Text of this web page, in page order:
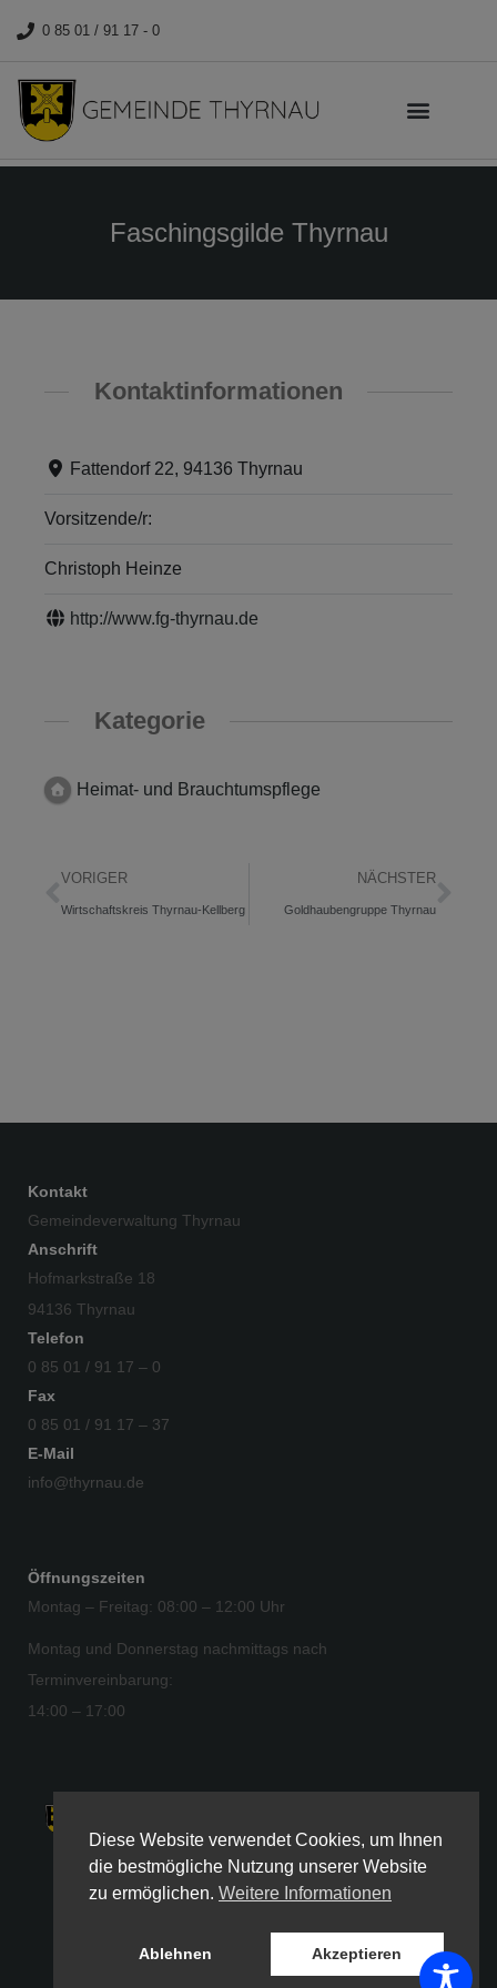
0 85 01 / 91 17 - 0
Faschingsgilde Thyrnau
Kontaktinformationen
Fattendorf 22, 94136 Thyrnau
Vorsitzende/r:
Christoph Heinze
http://www.fg-thyrnau.de
Kategorie
Heimat- und Brauchtumspflege
VORIGER
Wirtschaftskreis Thyrnau-Kellberg
NÄCHSTER
Goldhaubengruppe Thyrnau
Kontakt
Gemeindeverwaltung Thyrnau
Anschrift
Hofmarkstraße 18
94136 Thyrnau
Telefon
0 85 01 / 91 17 – 0
Fax
0 85 01 / 91 17 – 37
E-Mail
info@thyrnau.de
Öffnungszeiten
Montag – Freitag: 08:00 – 12:00 Uhr
Montag und Donnerstag nachmittags nach
Terminvereinbarung:
14:00 – 17:00
© 2025 Gemeinde Thyrnau
Diese Website verwendet Cookies, um Ihnen
die bestmögliche Nutzung unserer Website
zu ermöglichen. Weitere Informationen
Ablehnen Akzeptieren